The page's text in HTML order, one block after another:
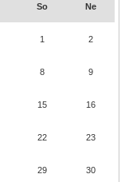
So Ne
1 2
8 9
15 16
22 23
29 30